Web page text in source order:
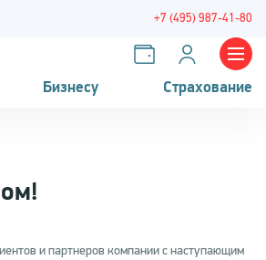
+7 (495) 987-41-80
Бизнесу Страхование
и партнеров компании с наступающим